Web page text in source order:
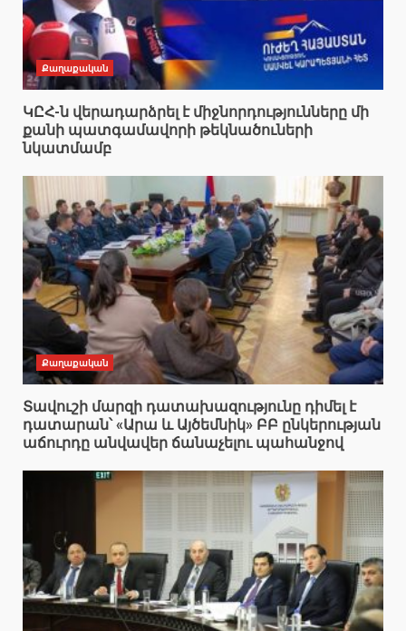
Քաղաքական
ԿԸՀ-ն վերադարձրել է միջնորդությունները մի
քանի պատգամավորի թեկնածուների
նկատմամբ
Քաղաքական
Տավուշի մարզի դատախազությունը դիմել է
դատարան՝ «Արա և Այծեմնիկ» ԲԲ ընկերության
աճուրդը անվավեր ճանաչելու պահանջով